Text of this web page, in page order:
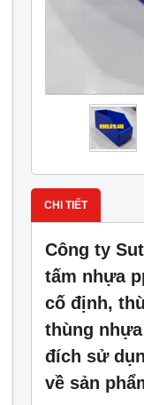
CHI TIẾT
Công ty
tấm nhựa
cố định,
thùng
đích sử
về sản